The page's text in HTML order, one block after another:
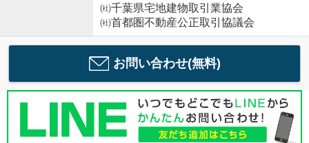
㈳千葉県宅地建物取引業協会
㈳首都圏不動産公正取引協議会
お問い合わせ(無料)